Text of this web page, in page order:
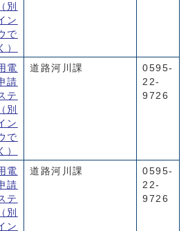
（別
ン
で
）
電
請
テ
（別
ン
で
）
道路河川課
0595-
22-
9726
電
請
テ
（別
ン
道路河川課
0595-
22-
9726